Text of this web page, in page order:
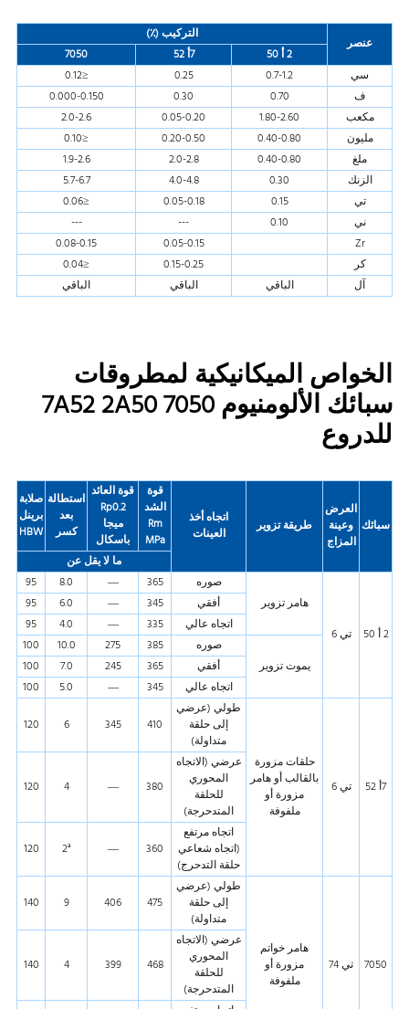
عنصر
التركيب (٪)
2 أ 50
7أ 52
7050
سي
0.7-1.2
0.25
≤0.12
ف
0.70
0.30
0.000-0.150
مكعب
1.80-2.60
0.05-0.20
2.0-2.6
مليون
0.40-0.80
0.20-0.50
≤0.10
ملغ
0.40-0.80
2.0-2.8
1.9-2.6
الزنك
0.30
4.0-4.8
5.7-6.7
تي
0.15
0.05-0.18
≤0.06
ني
0.10
---
---
Zr
0.05-0.15
0.08-0.15
كر
0.15-0.25
≤0.04
آل
الباقي الباقي الباقي
الخواص الميكانيكية لمطروقات
سبائك الألومنيوم 7050 7A52 2A50
للدروع
سبائك
العرض
وعينة
المزاج
طريقة تزوير
اتجاه أخذ
العينات
قوة
الشد
Rm
MPa
قوة العائد
Rp0.2
ميجا
باسكال
استطالة
بعد
كسر
صلابة
برينل
HBW
ما لا يقل عن
2 أ 50 تي 6
هامر تزوير
صوره 365
—
8.0
95
أفقي
345
—
6.0
95
اتجاه عالي
335
—
4.0
95
يموت تزوير
صوره 385
275
10.0
100
أفقي
365
245
7.0
100
اتجاه عالي
345
—
5.0
100
7أ 52 تي 6
حلقات مزورة
بالقالب أو هامر
مزورة أو
ملفوفة
طولي (عرضي
إلى حلقة
متداولة)
410
345
6
120
عرضي (الاتجاه
المحوري
للحلقة
المتدحرجة)
380
—
4
120
اتجاه مرتفع
(اتجاه شعاعي
حلقة التدحرج)
360
—
2ª
120
7050 تي 74
هامر خواتم
مزورة أو
ملفوفة
طولي (عرضي
إلى حلقة
متداولة)
475
406
9
140
عرضي (الاتجاه
المحوري
للحلقة
المتدحرجة)
468
399
4
140